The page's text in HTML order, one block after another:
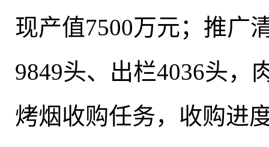
现产值7500万元；推广
9849头、出栏4036头，
烤烟收购任务，收购进